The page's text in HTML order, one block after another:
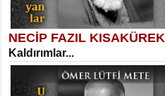
SELAHATTİN YILDIZ
İnsanın Zindanı...
Meral Yağmur
Eski Bir Şiir...
NECİP FAZIL KISAKÜREK
Kaldırımlar...